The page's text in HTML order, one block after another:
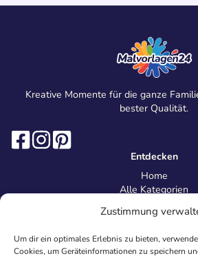
Zustimmung
Um dir ein optimales Erlebnis zu bieten,
Cookies, um Geräteinformationen zu speichern
Kreative Momente für die ganze
bester Qualität.
Entdecken
Home
Alle Kategorien
Information
Über uns
Kontakt